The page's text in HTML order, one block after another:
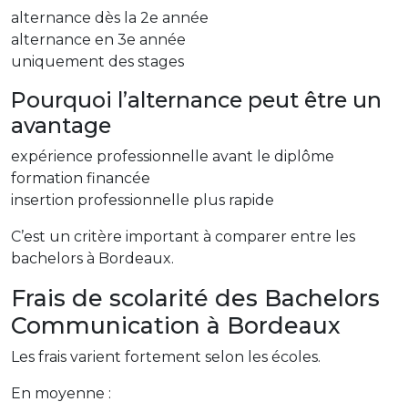
alternance dès la 2e année
alternance en 3e année
uniquement des stages
Pourquoi l’alternance peut être un
avantage
expérience professionnelle avant le diplôme
formation financée
insertion professionnelle plus rapide
C’est un critère important à comparer entre les
bachelors à Bordeaux.
Frais de scolarité des Bachelors
Communication à Bordeaux
Les frais varient fortement selon les écoles.
En moyenne :